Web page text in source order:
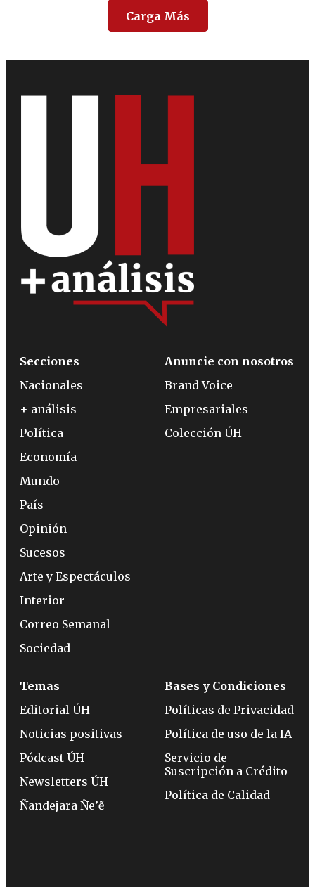
Carga Más
Secciones
Nacionales
+ análisis
Política
Economía
Mundo
País
Opinión
Sucesos
Arte y Espectáculos
Interior
Correo Semanal
Sociedad
Anuncie con nosotros
Brand Voice
Empresariales
Colección ÚH
Temas
Editorial ÚH
Noticias positivas
Pódcast ÚH
Newsletters ÚH
Ñandejara Ñe’ẽ
Bases y Condiciones
Políticas de Privacidad
Política de uso de la IA
Servicio de
Suscripción a Crédito
Política de Calidad